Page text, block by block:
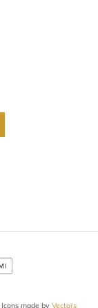
Icons made by Vectors